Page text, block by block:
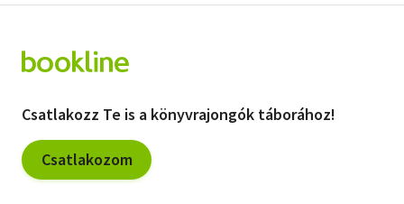
Csatlakozz Te is a könyvrajongók táborához!
Csatlakozom